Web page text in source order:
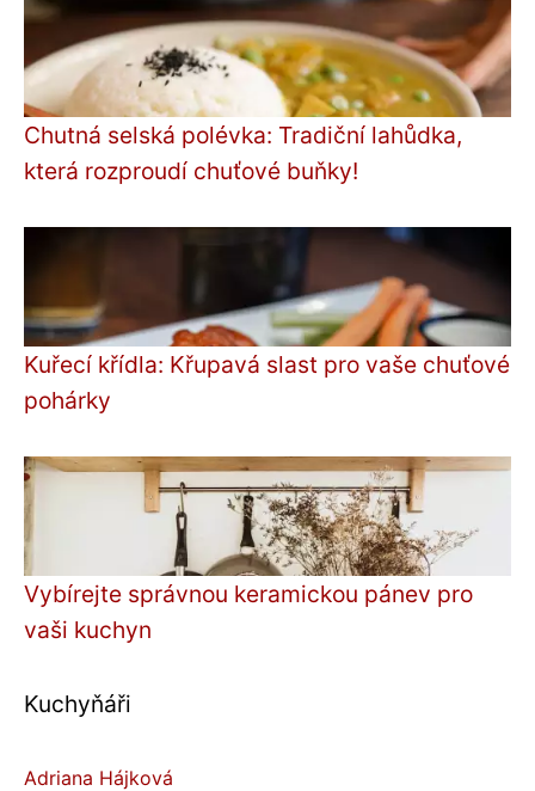
Chutná selská polévka: Tradiční lahůdka,
která rozproudí chuťové buňky!
Kuřecí křídla: Křupavá slast pro vaše chuťové
pohárky
Vybírejte správnou keramickou pánev pro
vaši kuchyn
Kuchyňáři
Adriana Hájková